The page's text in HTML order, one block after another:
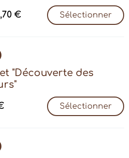
€ Sélectionner
"Découverte des
Sélectionner